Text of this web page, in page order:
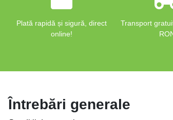
Plată rapidă și sigură, direct
online!
Transport
Întrebări generale